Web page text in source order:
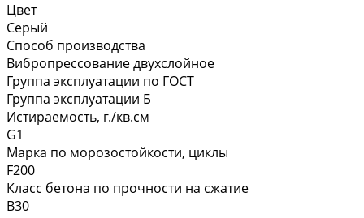
Цвет
Серый
Способ производства
Вибропрессование двухслойное
Группа эксплуатации по ГОСТ
Группа эксплуатации Б
Истираемость, г./кв.см
G1
Марка по морозостойкости, циклы
F200
Класс бетона по прочности на сжатие
В30